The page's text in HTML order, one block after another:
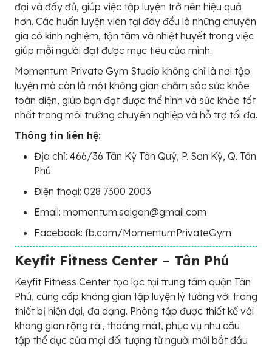
đại và đầy đủ, giúp việc tập luyện trở nên hiệu quả
hơn. Các huấn luyện viên tại đây đều là những chuyên
gia có kinh nghiệm, tận tâm và nhiệt huyết trong việc
giúp mỗi người đạt được mục tiêu của mình.
Momentum Private Gym Studio không chỉ là nơi tập
luyện mà còn là một không gian chăm sóc sức khỏe
toàn diện, giúp bạn đạt được thể hình và sức khỏe tốt
nhất trong môi trường chuyên nghiệp và hỗ trợ tối đa.
Thông tin liên hệ:
Địa chỉ: 466/36 Tân Kỳ Tân Quý, P. Sơn Kỳ, Q. Tân
Phú
Điện thoại: 028 7300 2003
Email: momentum.saigon@gmail.com
Facebook: fb.com/MomentumPrivateGym
Keyfit Fitness Center – Tân Phú
Keyfit Fitness Center tọa lạc tại trung tâm quận Tân
Phú, cung cấp không gian tập luyện lý tưởng với trang
thiết bị hiện đại, đa dạng. Phòng tập được thiết kế với
không gian rộng rãi, thoáng mát, phục vụ nhu cầu
tập thể dục của mọi đối tượng từ người mới bắt đầu